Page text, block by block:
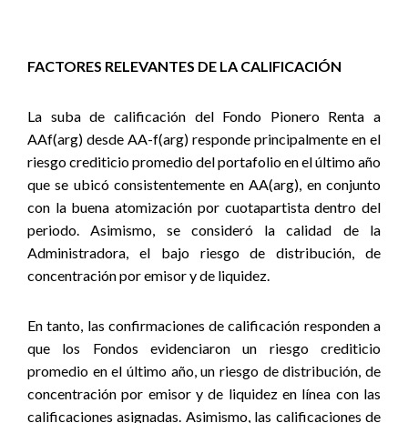
FACTORES RELEVANTES DE LA CALIFICACIÓN
La suba de calificación del Fondo Pionero Renta a
AAf(arg) desde AA-f(arg) responde principalmente en el
riesgo crediticio promedio del portafolio en el último año
que se ubicó consistentemente en AA(arg), en conjunto
con la buena atomización por cuotapartista dentro del
periodo. Asimismo, se consideró la calidad de la
Administradora, el bajo riesgo de distribución, de
concentración por emisor y de liquidez.
En tanto, las confirmaciones de calificación responden a
que los Fondos evidenciaron un riesgo crediticio
promedio en el último año, un riesgo de distribución, de
concentración por emisor y de liquidez en línea con las
calificaciones asignadas. Asimismo, las calificaciones de